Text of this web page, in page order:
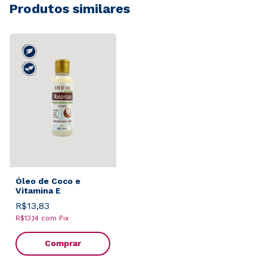
Produtos similares
Óleo de Coco e
Vitamina E
R$13,83
R$13,14 com Pix
Comprar